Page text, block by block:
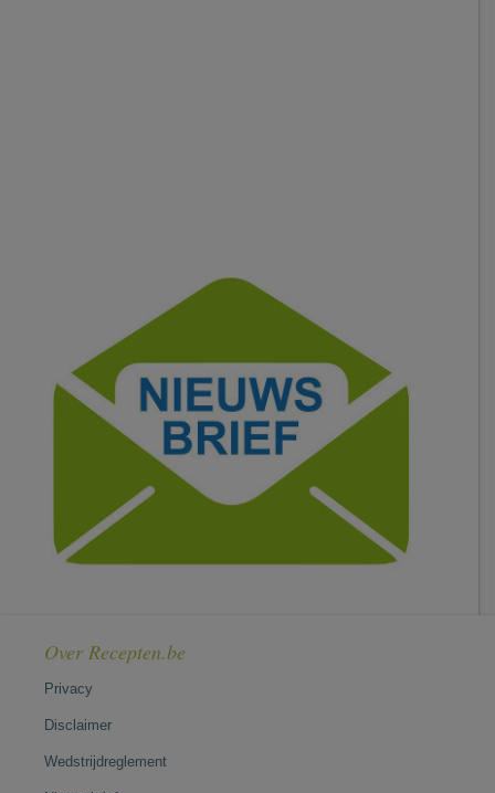
Over Recepten.be
Privacy
Disclaimer
Wedstrijdreglement